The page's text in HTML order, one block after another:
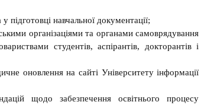
навчальної документації;
організаціями та органами самоврядування
студентів, аспірантів, докторантів і
оновлення на сайті Університету інформації
щодо забезпечення освітнього процесу